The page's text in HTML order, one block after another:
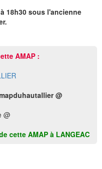
18h30 sous l'ancienne
AMAP :
@
@
cette AMAP à LANGEAC